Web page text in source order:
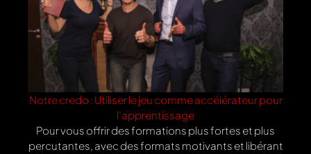
Notre credo : Utiliser le jeu comme accélérateur pour
l’apprentissage
Pour vous offrir des formations plus fortes et plus
percutantes, avec des formats motivants et libérant